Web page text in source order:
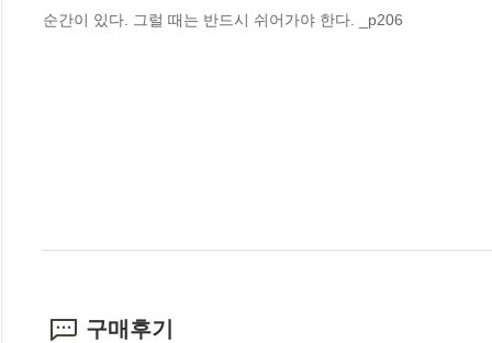
순간이 있다. 그럴 때는 반드시 쉬어가야 한다. _p206
구매후기